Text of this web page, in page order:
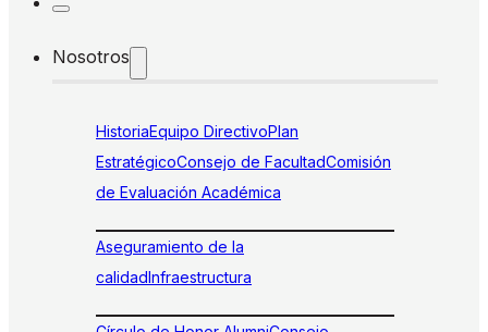
Nosotros
HistoriaEquipo DirectivoPlan
EstratégicoConsejo de FacultadComisión
de Evaluación Académica
Aseguramiento de la
calidadInfraestructura